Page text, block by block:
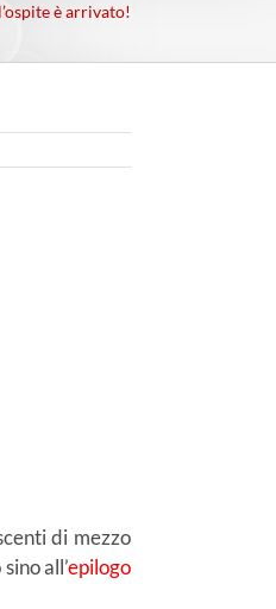
è arrivato!
di mezzo
all’epilogo